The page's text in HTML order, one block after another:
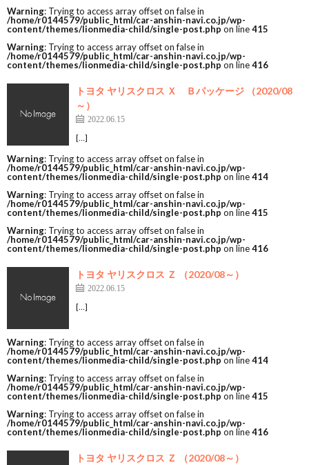
Warning: Trying to access array offset on false in
/home/r0144579/public_html/car-anshin-navi.co.jp/wp-
content/themes/lionmedia-child/single-post.php on line415
Warning: Trying to access array offset on false in
/home/r0144579/public_html/car-anshin-navi.co.jp/wp-
content/themes/lionmedia-child/single-post.php on line416
トヨタ ヤリスクロス Ｘ Ｂパッケージ （2020/08
～）
2022.06.15
[…]
Warning: Trying to access array offset on false in
/home/r0144579/public_html/car-anshin-navi.co.jp/wp-
content/themes/lionmedia-child/single-post.php on line414
Warning: Trying to access array offset on false in
/home/r0144579/public_html/car-anshin-navi.co.jp/wp-
content/themes/lionmedia-child/single-post.php on line415
Warning: Trying to access array offset on false in
/home/r0144579/public_html/car-anshin-navi.co.jp/wp-
content/themes/lionmedia-child/single-post.php on line416
トヨタ ヤリスクロス Ｚ （2020/08～）
2022.06.15
[…]
Warning: Trying to access array offset on false in
/home/r0144579/public_html/car-anshin-navi.co.jp/wp-
content/themes/lionmedia-child/single-post.php on line414
Warning: Trying to access array offset on false in
/home/r0144579/public_html/car-anshin-navi.co.jp/wp-
content/themes/lionmedia-child/single-post.php on line415
Warning: Trying to access array offset on false in
/home/r0144579/public_html/car-anshin-navi.co.jp/wp-
content/themes/lionmedia-child/single-post.php on line416
トヨタ ヤリスクロス Ｚ （2020/08～）